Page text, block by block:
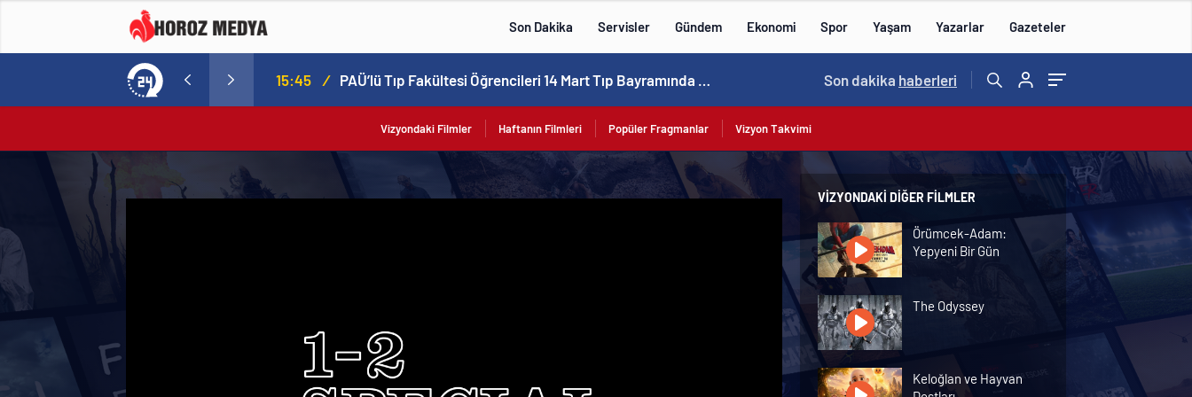
Son Dakika Servisler Gündem Ekonomi Spor Yaşam Yazarlar Gazeteler
14 Mart Tıp Bayramı’nda Mikrobiyoloji ve Biyokimya Laboratuvarları Rektör Prof. Dr. Ahmet Kutluhan Tarafından Açıldı 15:45 / PAÜ’lü Tıp Fakültesi Öğrencileri 14 Mart Tıp Bayramında Beyaz Önlüklerini Giydiler 15:35 /
Son dakika haberleri
Vizyondaki Filmler Haftanın Filmleri Popüler Fragmanlar Vizyon Takvimi
VIZYONDAKI DIĞER FILMLER
Örümcek-Adam:
Yepyeni Bir Gün
The Odyssey
Keloğlan ve Hayvan